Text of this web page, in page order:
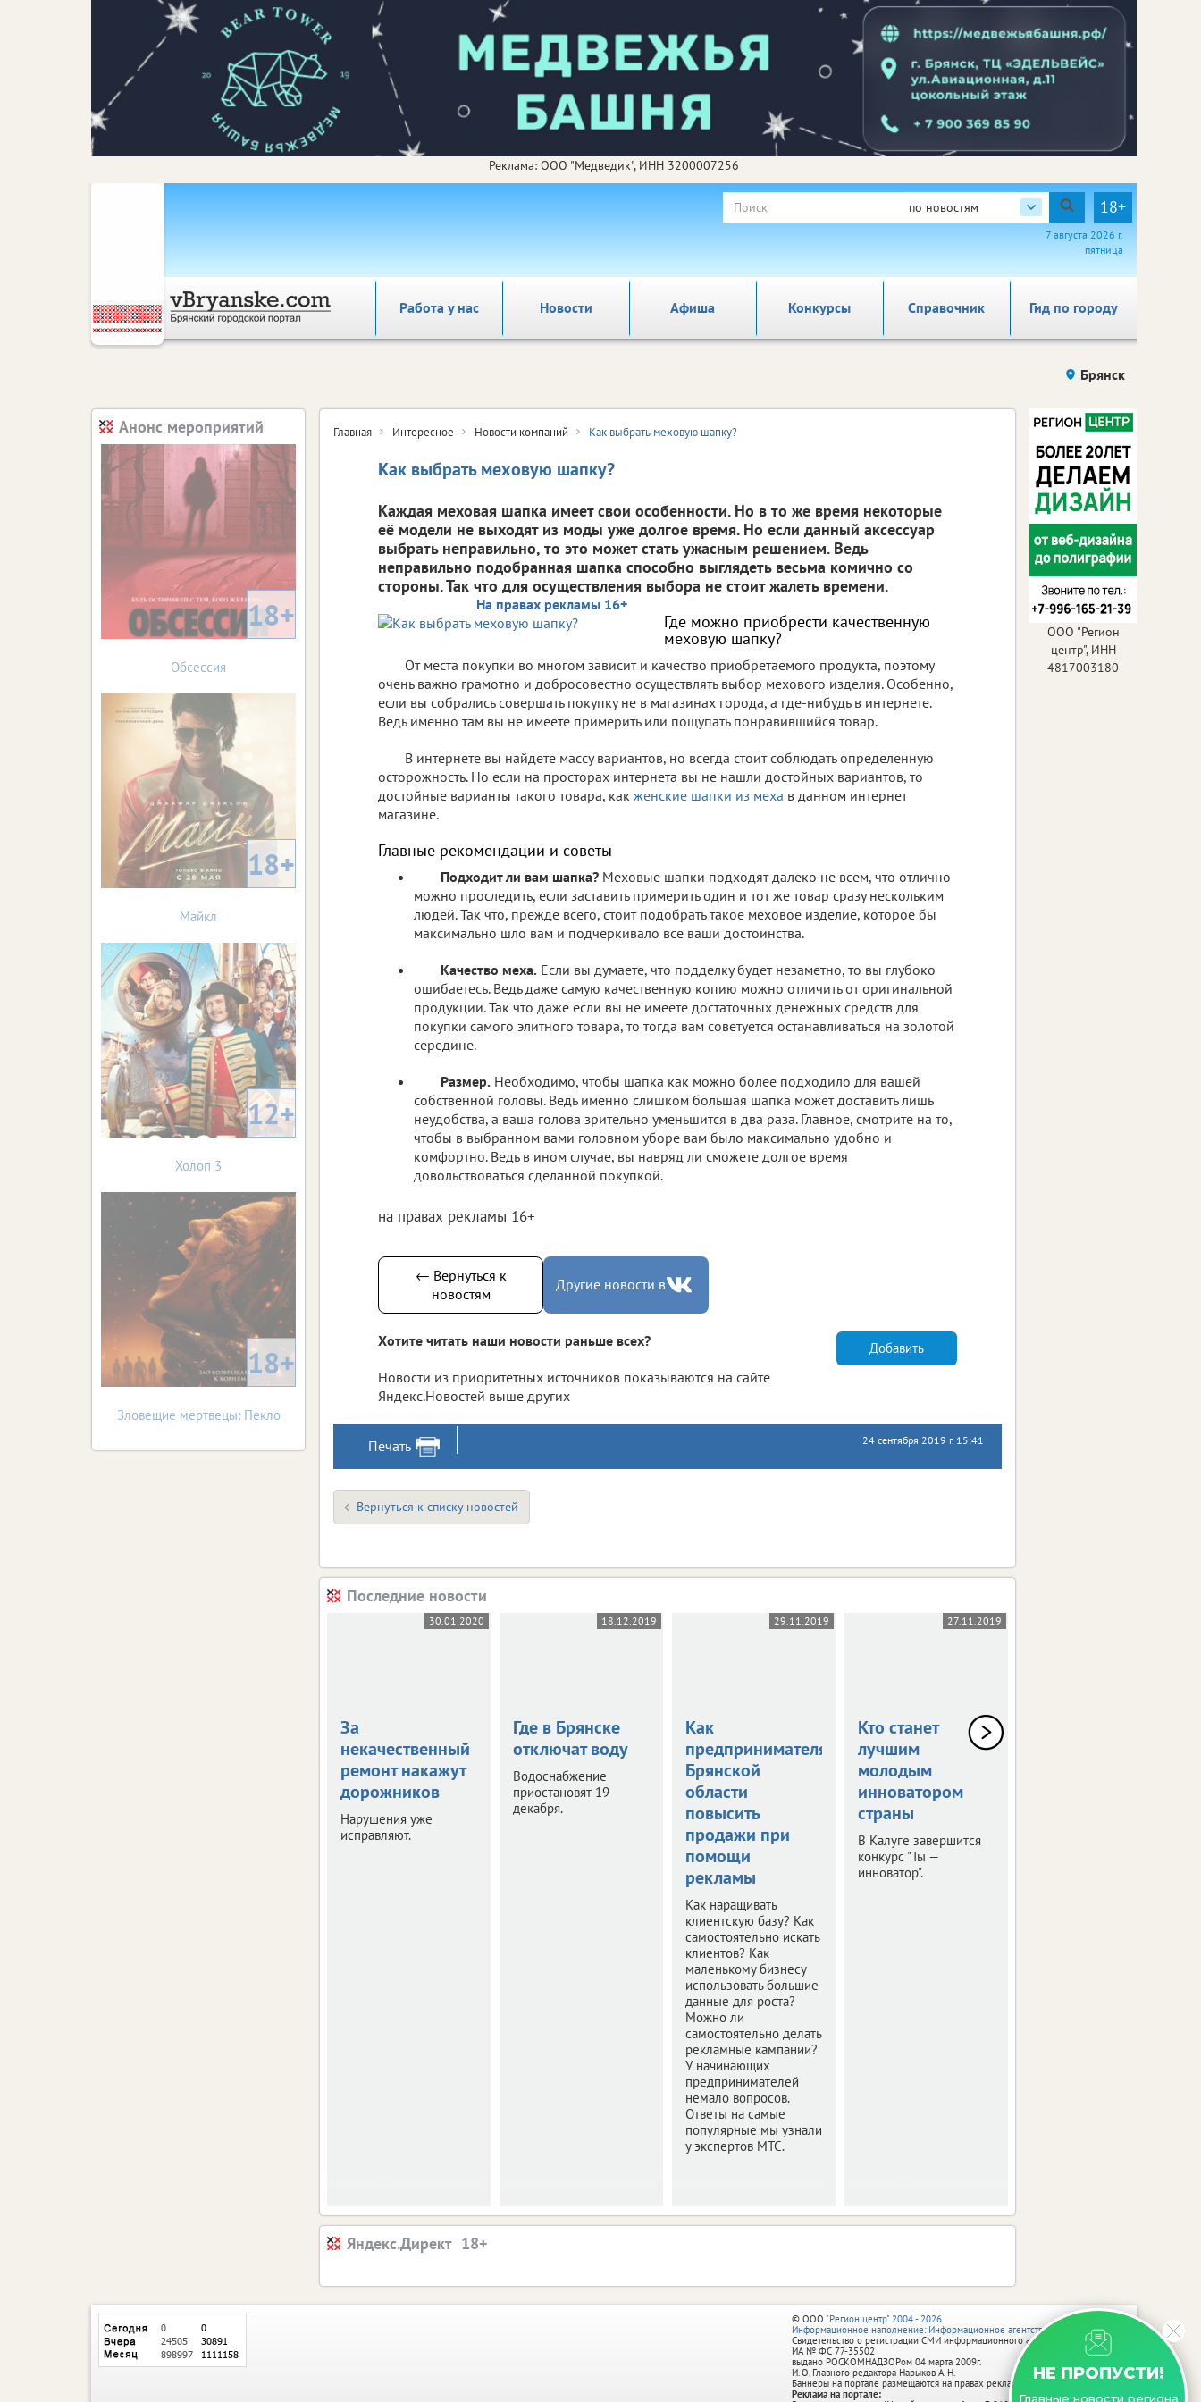
Реклама: ООО "Медведик", ИНН 3200007256
по новостям 18+
7 августа 2026 г.
пятница
Работа у нас Новости Афиша Справочник Гид по городу
Конкурсы
Брянск
Главная Интересное Новости компаний Как выбрать меховую шапку?
Как выбрать меховую шапку?
Каждая меховая шапка имеет свои особенности. Но в то же время некоторые
её модели не выходят из моды уже долгое время. Но если данный аксессуар
выбрать неправильно, то это может стать ужасным решением. Ведь
неправильно подобранная шапка способно выглядеть весьма комично со
стороны. Так что для осуществления выбора не стоит жалеть времени.
На правах рекламы 16+
Где можно приобрести качественную
меховую шапку?
От места покупки во многом зависит и качество приобретаемого продукта, поэтому
очень важно грамотно и добросовестно осуществлять выбор мехового изделия. Особенно,
если вы собрались совершать покупку не в магазинах города, а где-нибудь в интернете.
Ведь именно там вы не имеете примерить или пощупать понравившийся товар.
В интернете вы найдете массу вариантов, но всегда стоит соблюдать определенную
осторожность. Но если на просторах интернета вы не нашли достойных вариантов, то
достойные варианты такого товара, как женские шапки из меха в данном интернет
магазине.
Главные рекомендации и советы
Подходит ли вам шапка? Меховые шапки подходят далеко не всем, что отлично
можно проследить, если заставить примерить один и тот же товар сразу нескольким
людей. Так что, прежде всего, стоит подобрать такое меховое изделие, которое бы
максимально шло вам и подчеркивало все ваши достоинства.
Качество меха. Если вы думаете, что подделку будет незаметно, то вы глубоко
ошибаетесь. Ведь даже самую качественную копию можно отличить от оригинальной
продукции. Так что даже если вы не имеете достаточных денежных средств для
покупки самого элитного товара, то тогда вам советуется останавливаться на золотой
середине.
Размер. Необходимо, чтобы шапка как можно более подходило для вашей
собственной головы. Ведь именно слишком большая шапка может доставить лишь
неудобства, а ваша голова зрительно уменьшится в два раза. Главное, смотрите на то,
чтобы в выбранном вами головном уборе вам было максимально удобно и
комфортно. Ведь в ином случае, вы навряд ли сможете долгое время
довольствоваться сделанной покупкой.
на правах рекламы 16+
← Вернуться к
новостям
Другие новости в
Хотите читать наши новости раньше всех?
Новости из приоритетных источников показываются на сайте
Яндекс.Новостей выше других
Добавить
Печать 24 сентября 2019 г. 15:41
Вернуться к списку новостей
Последние новости
30.01.2020
За
некачественный
ремонт накажут
дорожников
Нарушения уже
исправляют.
18.12.2019
Где в Брянске
отключат воду
Водоснабжение
приостановят 19
декабря.
29.11.2019
Как
предпринимателям
Брянской
области
повысить
продажи при
помощи
рекламы
Как наращивать
клиентскую базу? Как
самостоятельно искать
клиентов? Как
маленькому бизнесу
использовать большие
данные для роста?
Можно ли
самостоятельно делать
рекламные кампании?
У начинающих
предпринимателей
немало вопросов.
Ответы на самые
популярные мы узнали
у экспертов МТС.
27.11.2019
Кто станет
лучшим
молодым
инноватором
страны
В Калуге завершится
конкурс "Ты —
инноватор".
Яндекс.Директ
Анонс мероприятий
18+
Обсессия
18+
Майкл
12+
Холоп 3
18+
Зловещие мертвецы: Пекло
ООО "Регион
центр", ИНН
4817003180
НЕ ПРОПУСТИ!
Главные новости региона
© ООО "Регион центр" 2004 - 2026
Информационное наполнение: Информационное агентство vRossii.ru
Свидетельство о регистрации СМИ информационного агентства vRossii.ru
ИА № ФС 77‑35502
выдано РОСКОМНАДЗОРом 04 марта 2009г.
И. О. Главного редактора Нарыков А. Н.
Баннеры на портале размещаются на правах рекламы.
Реклама на портале: